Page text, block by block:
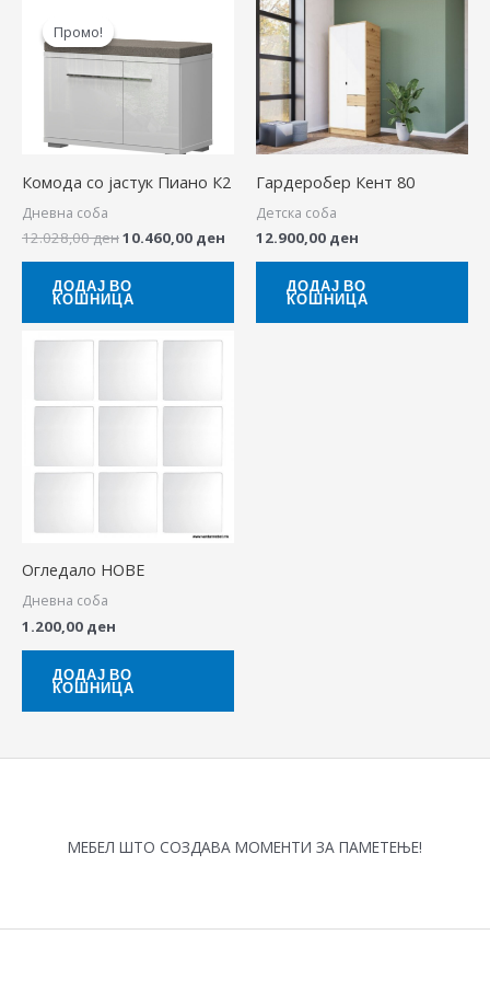
Промо!
Промо!
Комода со јастук Пиано К2
Дневна соба
12.028,00ден
was:
12.028,00 ден.
10.460,00 ден
price
10.460,00 ден.
ДОДАЈ ВО
КОШНИЦА
Гардеробер Кент 80
Детска соба
12.900,00 ден
ДОДАЈ ВО
КОШНИЦА
Огледало НОВЕ
Дневна соба
1.200,00 ден
ДОДАЈ ВО
КОШНИЦА
МЕБЕЛ ШТО СОЗДАВА МОМЕНТИ ЗА ПАМЕТЕЊЕ!